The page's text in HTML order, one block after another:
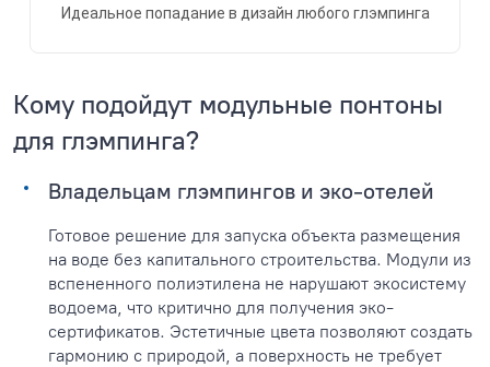
Идеальное попадание в дизайн любого глэмпинга
Кому подойдут модульные понтоны
для глэмпинга?
Владельцам глэмпингов и эко-отелей
Готовое решение для запуска объекта размещения
на воде без капитального строительства. Модули из
вспененного полиэтилена не нарушают экосистему
водоема, что критично для получения эко-
сертификатов. Эстетичные цвета позволяют создать
гармонию с природой, а поверхность не требует